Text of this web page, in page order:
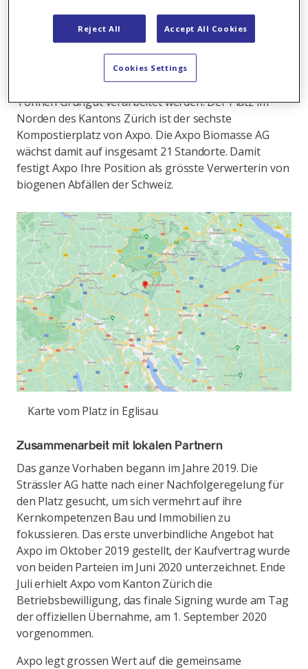
Die Übernahme des Kompostierplatzes in Eglisau ist
ein erster erfolgreicher Umsetzungsschritt der Ziele
dieser Teilstrategie, da hier jährlich über 10'000
Tonnen Grüngut verarbeitet werden. Der Platz im
Norden des Kantons Zürich ist der sechste
Kompostierplatz von Axpo. Die Axpo Biomasse AG
wächst damit auf insgesamt 21 Standorte. Damit
festigt Axpo Ihre Position als grösste Verwerterin von
biogenen Abfällen der Schweiz.
Karte vom Platz in Eglisau
Zusammenarbeit mit lokalen Partnern
Das ganze Vorhaben begann im Jahre 2019. Die
Strässler AG hatte nach einer Nachfolgeregelung für
den Platz gesucht, um sich vermehrt auf ihre
Kernkompetenzen Bau und Immobilien zu
fokussieren. Das erste unverbindliche Angebot hat
Axpo im Oktober 2019 gestellt, der Kaufvertrag wurde
von beiden Parteien im Juni 2020 unterzeichnet. Ende
Juli erhielt Axpo vom Kanton Zürich die
Betriebsbewilligung, das finale Signing wurde am Tag
der offiziellen Übernahme, am 1. September 2020
vorgenommen.
Axpo legt grossen Wert auf die gemeinsame
Reject All Accept All Cookies
Cookies Settings